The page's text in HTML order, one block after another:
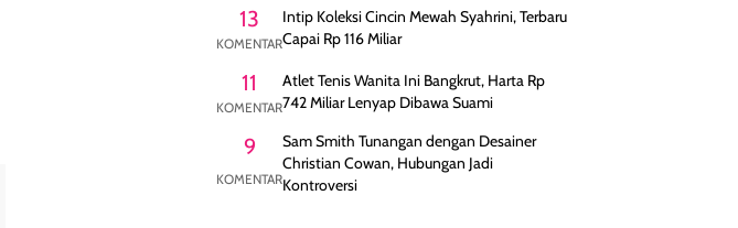
13
KOMENTAR
Intip Koleksi Cincin Mewah Syahrini, Terbaru
Capai Rp 116 Miliar
11
KOMENTAR
Atlet Tenis Wanita Ini Bangkrut, Harta Rp
742 Miliar Lenyap Dibawa Suami
9
KOMENTAR
Sam Smith Tunangan dengan Desainer
Christian Cowan, Hubungan Jadi
Kontroversi